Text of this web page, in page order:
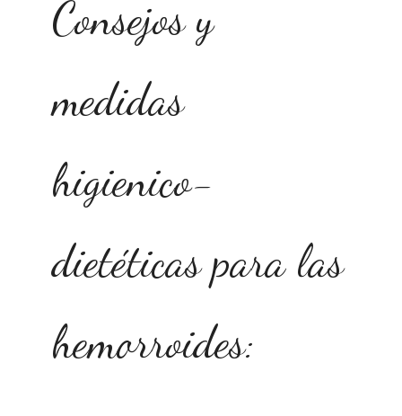
Consejos y
medidas
higienico-
dietéticas para las
hemorroides: